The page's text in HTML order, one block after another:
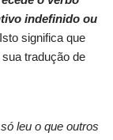
indefinido ou
significa que
tradução de
leu o que outros